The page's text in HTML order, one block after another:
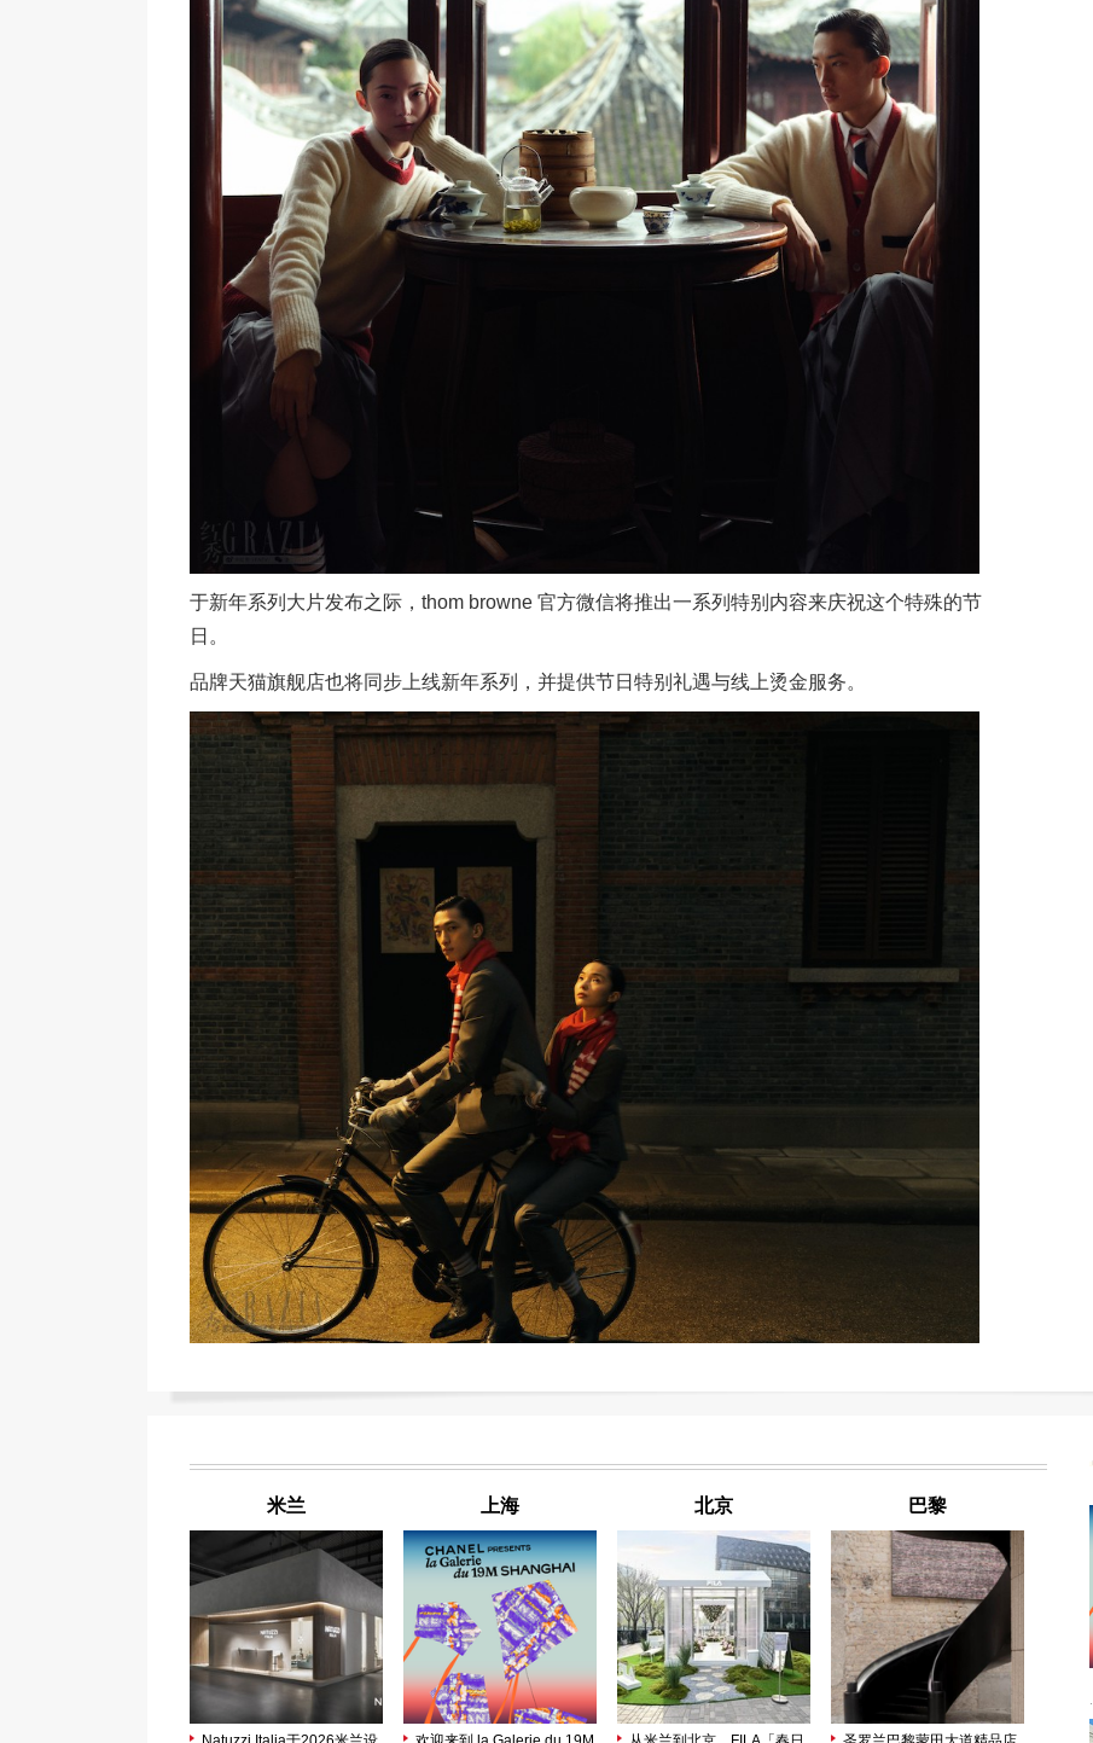
于新年系列大片发布之际，thom browne 官方微信将推出一系列特别内容来庆祝这个特殊的节
日。
品牌天猫旗舰店也将同步上线新年系列，并提供节日特别礼遇与线上烫金服务。
米兰 上海 北京 巴黎